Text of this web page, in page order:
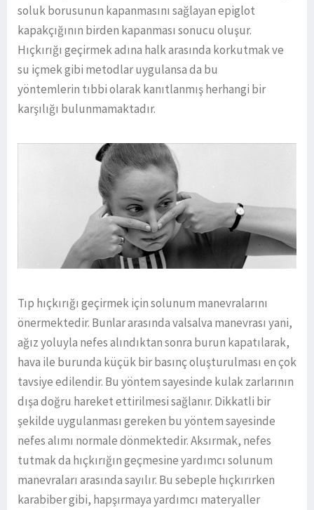
soluk borusunun kapanmasını sağlayan epiglot
kapakçığının birden kapanması sonucu oluşur.
Hıçkırığı geçirmek adına halk arasında korkutmak ve
su içmek gibi metodlar uygulansa da bu
yöntemlerin tıbbi olarak kanıtlanmış herhangi bir
karşılığı bulunmamaktadır.
Tıp hıçkırığı geçirmek için solunum manevralarını
önermektedir. Bunlar arasında valsalva manevrası yani,
ağız yoluyla nefes alındıktan sonra burun kapatılarak,
hava ile burunda küçük bir basınç oluşturulması en çok
tavsiye edilendir. Bu yöntem sayesinde kulak zarlarının
dışa doğru hareket ettirilmesi sağlanır. Dikkatli bir
şekilde uygulanması gereken bu yöntem sayesinde
nefes alımı normale dönmektedir. Aksırmak, nefes
tutmak da hıçkırığın geçmesine yardımcı solunum
manevraları arasında sayılır. Bu sebeple hıçkırırken
karabiber gibi, hapşırmaya yardımcı materyaller